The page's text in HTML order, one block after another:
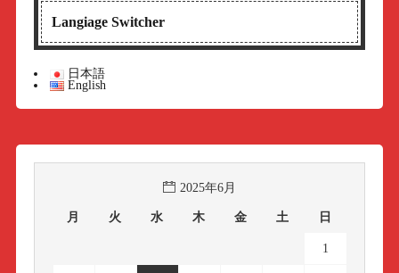
Langiage Switcher
日本語
English
2025年6月
月 火 水 木 金 土 日
1